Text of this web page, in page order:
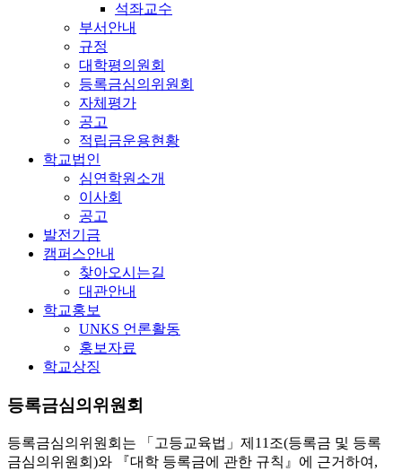
석좌교수
부서안내
규정
대학평의원회
등록금심의위원회
자체평가
공고
적립금운용현황
학교법인
심연학원소개
이사회
공고
발전기금
캠퍼스안내
찾아오시는길
대관안내
학교홍보
UNKS 언론활동
홍보자료
학교상징
등록금심의위원회
등록금심의위원회는 「고등교육법」제11조(등록금 및 등록
금심의위원회)와 『대학 등록금에 관한 규칙』에 근거하여,